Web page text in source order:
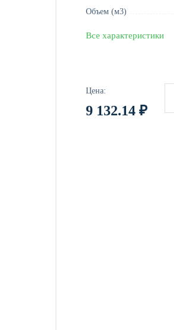
Объем (м3)
Все характеристики
Цена:
9 132.14 ₽